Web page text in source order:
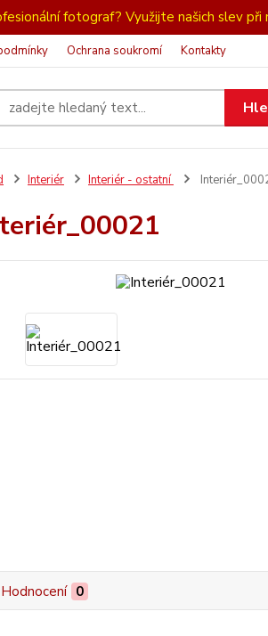
fotograf? Využijte našich slev při
Ochrana soukromí Kontakty
Interiér Interiér - ostatní
Hodnocení 0